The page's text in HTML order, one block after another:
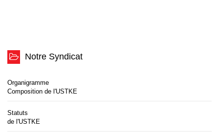
Notre Syndicat
Organigramme
Composition de l'USTKE
Statuts
de l'USTKE